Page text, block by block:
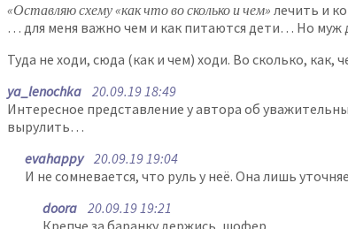
«Оставляю схему «как что во сколько и чем» лечить и
… для меня важно чем и как питаются дети… Но муж
Туда не ходи, сюда (как и чем) ходи. Во сколько, как,
ya_lenochka 20.09.19 18:49
Интересное представление у автора об
вырулить…
evahappy20.09.19 19:04
И не сомневается, что руль у неё. Она лишь
doora 20.09.19 19:21